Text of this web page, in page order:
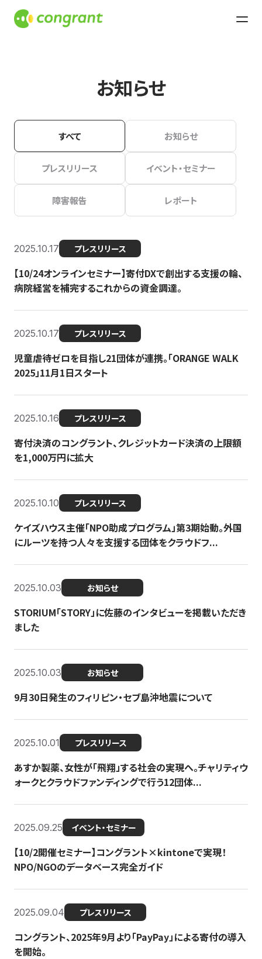
お知らせ
すべて お知らせ
プレスリリース イベント・セミナー
障害報告 レポート
2025.10.17 プレスリリース
【10/24オンラインセミナー】寄付DXで創出する支援の輪、
病院経営を補完するこれからの資金調達。
2025.10.17 プレスリリース
児童虐待ゼロを目指し21団体が連携。「ORANGE WALK
2025」11月1日スタート
2025.10.16 プレスリリース
寄付決済のコングラント、クレジットカード決済の上限額
を1,000万円に拡大
2025.10.10 プレスリリース
ケイズハウス主催「NPO助成プログラム」第3期始動。外国
にルーツを持つ人々を支援する団体をクラウドフ...
2025.10.03 お知らせ
STORIUM「STORY」に佐藤のインタビューを掲載いただき
ました
2025.10.03 お知らせ
9月30日発生のフィリピン・セブ島沖地震について
2025.10.01 プレスリリース
あすか製薬、女性が「飛翔」する社会の実現へ。チャリティウ
ォークとクラウドファンディングで行う12団体...
2025.09.25 イベント・セミナー
【10/2開催セミナー】コングラント×kintoneで実現！
NPO/NGOのデータベース完全ガイド
2025.09.04 プレスリリース
コングラント、2025年9月より「PayPay」による寄付の導入
を開始。